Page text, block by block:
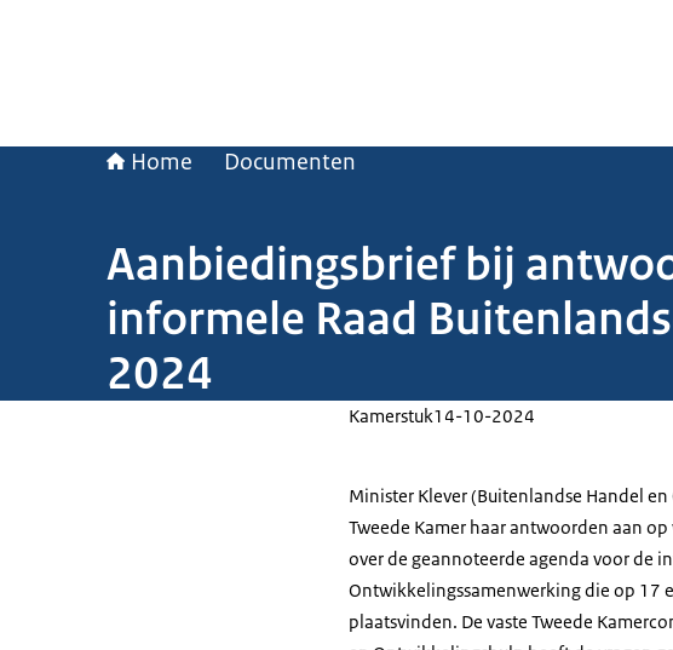
Home Documenten
Aanbiedingsbrief bij
informele Raad
2024
Kamerstuk14-10-2024
Minister Klever (Buitenlandse Handel
Tweede Kamer haar antwoorden aan
over de geannoteerde agenda voor de
Ontwikkelingssamenwerking die op 17
plaatsvinden. De vaste Tweede